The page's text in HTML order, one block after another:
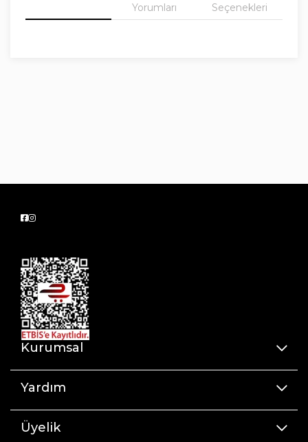
Yorumları
Seçenekleri
Kurumsal
Yardım
Üyelik